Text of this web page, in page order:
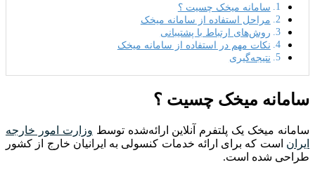
سامانه میخک چسیت ؟
مراحل استفاده از سامانه میخک
روش‌های ارتباط با پشتیبانی
نکات مهم در استفاده از سامانه میخک
نتیجه‌گیری
سامانه میخک چسیت ؟
سامانه میخک یک پلتفرم آنلاین ارائه‌شده توسط وزارت امور خارجه
ایران است که برای ارائه خدمات کنسولی به ایرانیان خارج از کشور
طراحی شده است.